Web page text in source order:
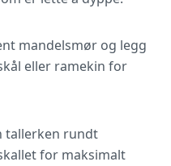
mandelsmør og legg
eller ramekin for
tallerken rundt
for maksimalt